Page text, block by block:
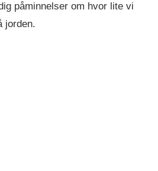
påminnelser om hvor lite vi
jorden.